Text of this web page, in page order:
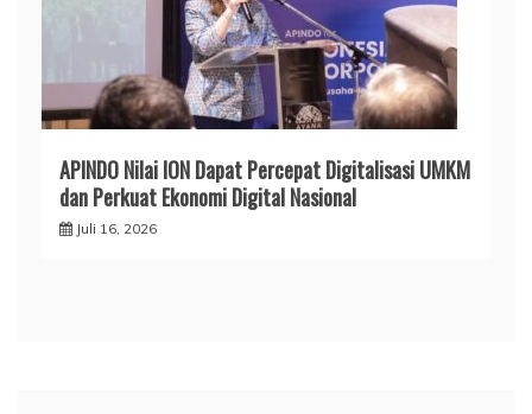
APINDO Nilai ION Dapat Percepat Digitalisasi UMKM
dan Perkuat Ekonomi Digital Nasional
Juli 16, 2026